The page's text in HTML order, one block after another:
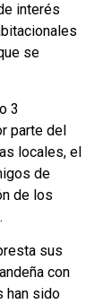
interés
se
3
parte del
locales, el
de
de los
sus
con
han sido